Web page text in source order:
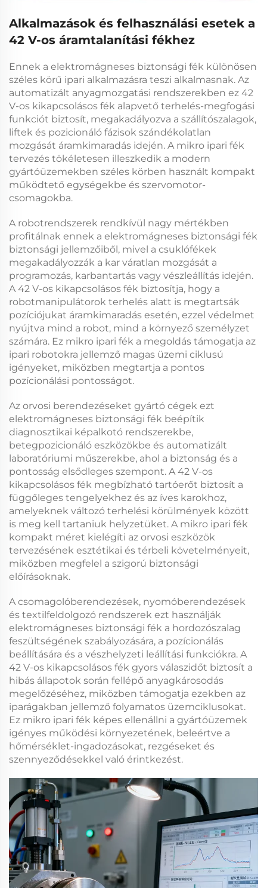
Alkalmazások és felhasználási esetek a
42 V-os áramtalanítási fékhez
Ennek a elektromágneses biztonsági fék különösen
széles körű ipari alkalmazásra teszi alkalmasnak. Az
automatizált anyagmozgatási rendszerekben ez 42
V-os kikapcsolásos fék alapvető terhelés-megfogási
funkciót biztosít, megakadályozva a szállítószalagok,
liftek és pozicionáló fázisok szándékolatlan
mozgását áramkimaradás idején. A mikro ipari fék
tervezés tökéletesen illeszkedik a modern
gyártóüzemekben széles körben használt kompakt
működtető egységekbe és szervomotor-
csomagokba.
A robotrendszerek rendkívül nagy mértékben
profitálnak ennek a elektromágneses biztonsági fék
biztonsági jellemzőiből, mivel a csuklófékek
megakadályozzák a kar váratlan mozgását a
programozás, karbantartás vagy vészleállítás idején.
A 42 V-os kikapcsolásos fék biztosítja, hogy a
robotmanipulátorok terhelés alatt is megtartsák
pozíciójukat áramkimaradás esetén, ezzel védelmet
nyújtva mind a robot, mind a környező személyzet
számára. Ez mikro ipari fék a megoldás támogatja az
ipari robotokra jellemző magas üzemi ciklusú
igényeket, miközben megtartja a pontos
pozícionálási pontosságot.
Az orvosi berendezéseket gyártó cégek ezt
elektromágneses biztonsági fék beépítik
diagnosztikai képalkotó rendszerekbe,
betegpozicionáló eszközökbe és automatizált
laboratóriumi műszerekbe, ahol a biztonság és a
pontosság elsődleges szempont. A 42 V-os
kikapcsolásos fék megbízható tartóerőt biztosít a
függőleges tengelyekhez és az íves karokhoz,
amelyeknek változó terhelési körülmények között
is meg kell tartaniuk helyzetüket. A mikro ipari fék
kompakt méret kielégíti az orvosi eszközök
tervezésének esztétikai és térbeli követelményeit,
miközben megfelel a szigorú biztonsági
előírásoknak.
A csomagolóberendezések, nyomóberendezések
és textilfeldolgozó rendszerek ezt használják
elektromágneses biztonsági fék a hordozószalag
feszültségének szabályozására, a pozícionálás
beállítására és a vészhelyzeti leállítási funkciókra. A
42 V-os kikapcsolásos fék gyors válaszidőt biztosít a
hibás állapotok során fellépő anyagkárosodás
megelőzéséhez, miközben támogatja ezekben az
iparágakban jellemző folyamatos üzemciklusokat.
Ez mikro ipari fék képes ellenállni a gyártóüzemek
igényes működési környezetének, beleértve a
hőmérséklet-ingadozásokat, rezgéseket és
szennyeződésekkel való érintkezést.